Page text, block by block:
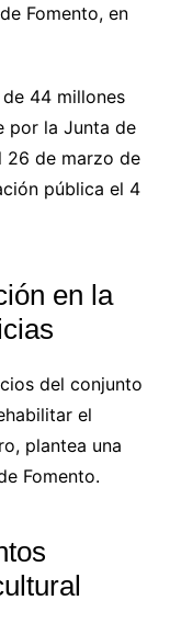
Fomento, en
44 millones
por la Junta de
26 de marzo de
pública el 4
en la
del conjunto
el
plantea una
Fomento.